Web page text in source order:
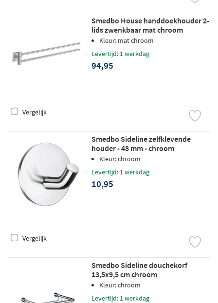
Smedbo House handdoekhouder 2-
lids zwenkbaar mat chroom
Kleur: mat chroom
Levertijd: 1 werkdag
94,95
Vergelijk
Smedbo Sideline zelfklevende
houder - 48 mm - chroom
Kleur: chroom
Levertijd: 1 werkdag
10,95
Vergelijk
Smedbo Sideline douchekorf
13,5x9,5 cm chroom
Kleur: chroom
Levertijd: 1 werkdag